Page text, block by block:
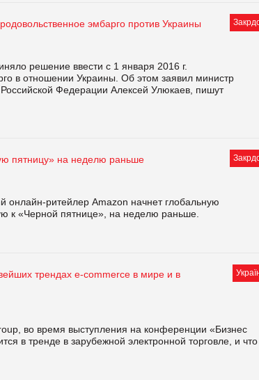
эмбарго против Украины
решение ввести с 1 января 2016 г.
в отношении Украины. Об этом заявил министр
Российской Федерации Алексей Улюкаев, пишут
пятницу» на неделю раньше
онлайн-ритейлер Amazon начнет глобальную
к «Черной пятнице», на неделю раньше.
трендах e-commerce в мире и в
во время выступления на конференции «Бизнес
в тренде в зарубежной электронной торговле, и что